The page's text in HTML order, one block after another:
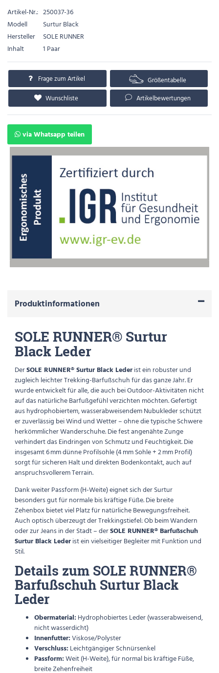
Artikel-Nr.: 250037-36
Modell
Surtur Black
Hersteller
SOLE RUNNER
Inhalt
1 Paar
Frage zum Artikel
Größentabelle
Wunschliste
Artikelbewertungen
via Whatsapp teilen
Produktinformationen
SOLE RUNNER® Surtur
Black Leder
DerSOLE RUNNER® Surtur Black Lederist ein robuster und
zugleich leichter Trekking-Barfußschuh für das ganze Jahr. Er
wurde entwickelt für alle, die auch bei Outdoor-Aktivitäten nicht
auf das natürliche Barfußgefühl verzichten möchten. Gefertigt
aus hydrophobiertem, wasserabweisendem Nubukleder schützt
er zuverlässig bei Wind und Wetter – ohne die typische Schwere
herkömmlicher Wanderschuhe. Die fest angenähte Zunge
verhindert das Eindringen von Schmutz und Feuchtigkeit. Die
insgesamt 6 mm dünne Profilsohle (4 mm Sohle + 2 mm Profil)
sorgt für sicheren Halt und direkten Bodenkontakt, auch auf
anspruchsvollerem Terrain.
Dank weiter Passform (H-Weite) eignet sich der Surtur
besonders gut für normale bis kräftige Füße. Die breite
Zehenbox bietet viel Platz für natürliche Bewegungsfreiheit.
Auch optisch überzeugt der Trekkingstiefel: Ob beim Wandern
oder zur Jeans in der Stadt – derSOLE RUNNER® Barfußschuh
Surtur Black Lederist ein vielseitiger Begleiter mit Funktion und
Stil.
Details zum SOLE RUNNER®
Barfußschuh Surtur Black
Leder
Obermaterial: Hydrophobiertes Leder (wasserabweisend,
nicht wasserdicht)
Innenfutter:Viskose/Polyster
Verschluss: Leichtgängiger Schnürsenkel
Passform:Weit (H-Weite), für normal bis kräftige Füße,
breite Zehenfreiheit